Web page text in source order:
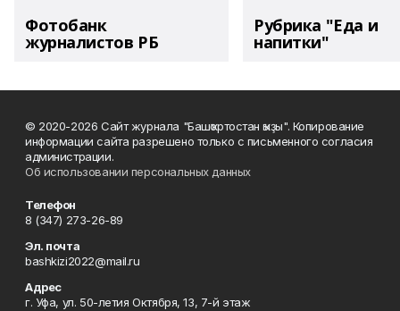
Фотобанк
журналистов РБ
Рубрика "Еда и
напитки"
© 2020-2026 Сайт журнала "Башҡортостан ҡыҙы". Копирование
информации сайта разрешено только с письменного согласия
администрации.
Об использовании персональных данных
Телефон
8 (347) 273-26-89
Эл. почта
bashkizi2022@mail.ru
Адрес
г. Уфа, ул. 50-летия Октября, 13, 7-й этаж